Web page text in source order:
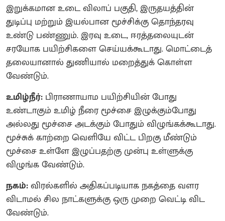
இறுக்கமான உடை விலாப் பகுதி, இருதயத்தின்
துடிப்பு மற்றும் இயல்பான மூச்சிக்கு தொந்தரவு
உண்டு பண்ணும். இரவு உடை, ஈரத்தலையுடன்
சரயோக பயிற்சிகளை செய்யக்கூடாது. மொட்டைத்
தலையானால் துணியால் மறைத்துக் கொள்ள
வேண்டும்.
உமிழ்நீர்: பிராணாயாம பயிற்சியின் போது
உண்டாகும் உமிழ் நீரை மூச்சை இழுக்கும்போது
அல்லது மூச்சை அடக்கும் போதும் விழுங்கக்கூடாது.
மூச்சுக் காற்றை வெளியே விட்ட பிறகு மீண்டும்
மூச்சை உள்ளே இழுப்பதற்கு முன்பு உள்ளுக்கு
விழுங்க வேண்டும்.
நகம்:விரல்களில் அதிகப்படியாக நகத்தை வளர
விடாமல் சில நாட்களுக்கு ஒரு முறை வெட்டி விட
வேண்டும்.